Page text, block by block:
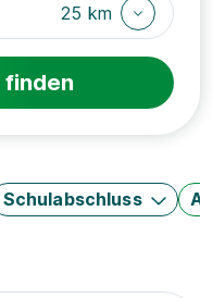
25 km
finden
Schulabschluss